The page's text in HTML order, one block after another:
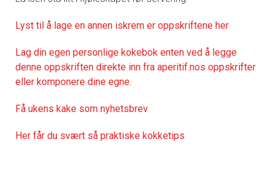
Lyst til å lage en annen iskrem er oppskriftene her
Lag din egen personlige kokebok enten ved å legge
denne oppskriften direkte inn fra aperitif.nos oppskrifter
eller komponere dine egne.
Få ukens kake som nyhetsbrev
Her får du svært så praktiske kokketips